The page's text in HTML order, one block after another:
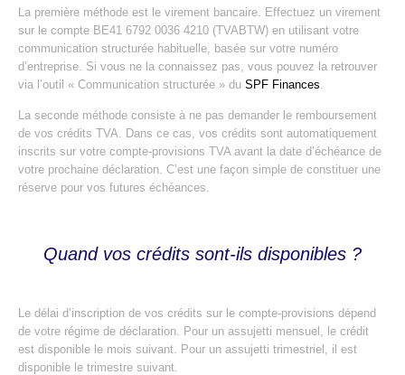
La première méthode est le virement bancaire. Effectuez un virement
sur le compte BE41 6792 0036 4210 (TVABTW) en utilisant votre
communication structurée habituelle, basée sur votre numéro
d’entreprise. Si vous ne la connaissez pas, vous pouvez la retrouver
via l’outil « Communication structurée » du SPF Finances
La seconde méthode consiste à ne pas demander le remboursement
de vos crédits TVA. Dans ce cas, vos crédits sont automatiquement
inscrits sur votre compte-provisions TVA avant la date d’échéance de
votre prochaine déclaration. C’est une façon simple de constituer une
réserve pour vos futures échéances.
Quand vos crédits sont-ils disponibles ?
Le délai d’inscription de vos crédits sur le compte-provisions dépend
de votre régime de déclaration. Pour un assujetti mensuel, le crédit
est disponible le mois suivant. Pour un assujetti trimestriel, il est
disponible le trimestre suivant.